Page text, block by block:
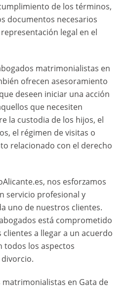
de los términos,
documentos necesarios
legal en el
matrimonialistas en
ofrecen asesoramiento
deseen iniciar una acción
que necesiten
la custodia de los hijos, el
el régimen de visitas o
relacionado con el derecho
nos esforzamos
servicio profesional y
uno de nuestros clientes.
está comprometido
a llegar a un acuerdo
todos los aspectos
en Gata de